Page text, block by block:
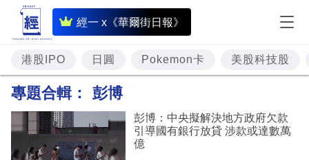
經一 x《華爾街日報》
即
時
財
經
題
投
港股IPO 日圓 Pokemon卡 美股科技股
專題合輯： 彭博
彭博：中央擬解決地方政府欠款
引導國有銀行放貸 涉款或達數萬
億